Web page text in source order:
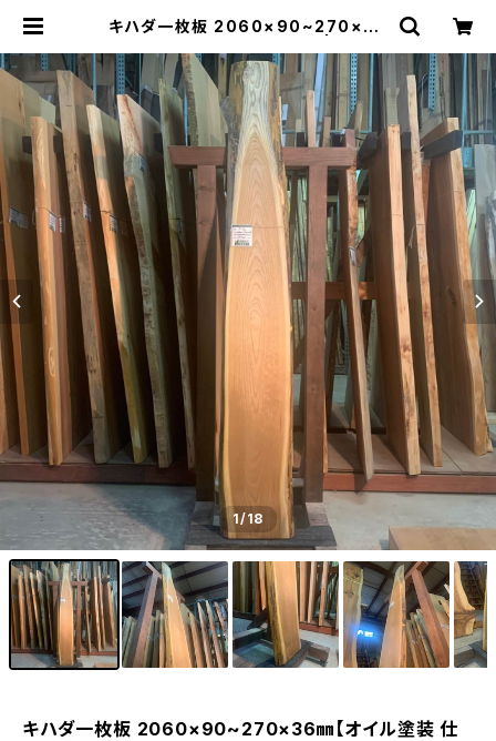
キハダ一枚板 2060×90~270×36
さんもく
1/18
キハダ一枚板 2060×90~270×36㎜【オイル塗装 仕